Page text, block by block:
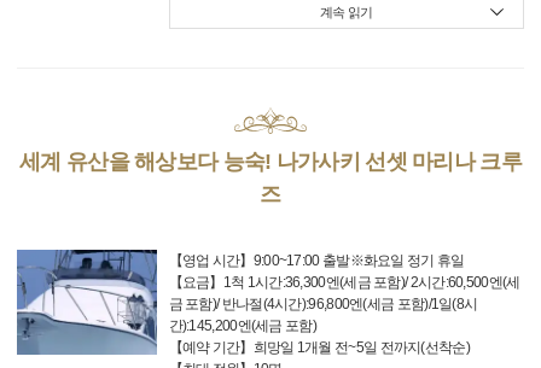
계속 읽기
세계 유산을 해상보다 능숙! 나가사키 선셋 마리나 크루
즈
【영업 시간】9:00~17:00 출발※화요일 정기 휴일
【요금】1척 1시간:36,300엔(세금 포함)/ 2시간:60,500엔(세
금 포함)/ 반나절(4시간):96,800엔(세금 포함)/1일(8시
간):145,200엔(세금 포함)
【예약 기간】희망일 1개월 전~5일 전까지(선착순)